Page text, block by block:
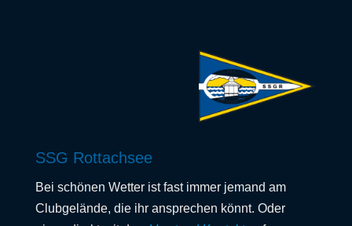
SSG Rottachsee
Bei schönen Wetter ist fast immer jemand am
Clubgelände, die ihr ansprechen könnt. Oder